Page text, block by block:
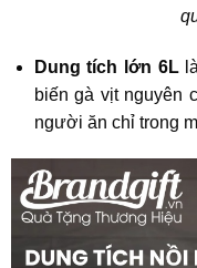
Dung tích lớn 6Llà
biến gà vịt nguyên
người ăn chỉ trong